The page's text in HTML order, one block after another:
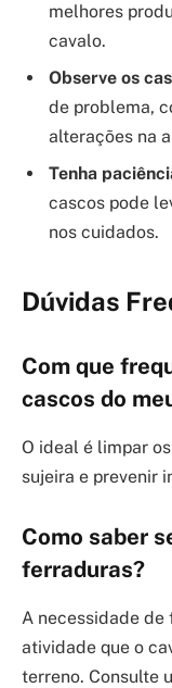
melhores
cavalo.
Observe os
de problema,
alterações na
Tenha
cascos pode
nos cuidados.
Dúvidas
Com que
cascos do
O ideal é limpar
sujeira e prevenir
Como saber
ferraduras?
A necessidade
atividade que o
terreno. Consulte